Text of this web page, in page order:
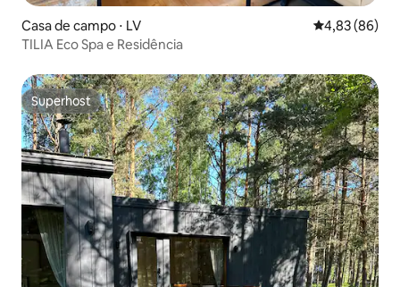
Casa de campo ⋅ LV 4,83 de uma
4,83 (86)
TILIA Eco Spa e Residência
Superhost
Superhost